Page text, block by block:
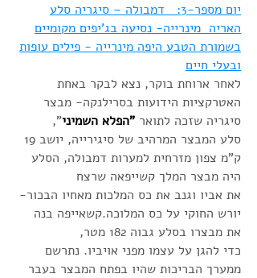
יום מספר-3: דמבולה – סיגריה סלע
האריה מינרייה- נסיעה בג'יפים מקומיים
בשמורת הטבע היפה מינרייה - פילים עופות
ובעלי חיים
לאחר ארוחת בוקר, נצא לבקר באחת
האטרקציות הידועות בסרילנקה- מבצר
סיגריה שזכה לתואר "הפלא השמיני",
סלע המבצר המרהיב של סיגירייה, יושב 19
ק"מ צפון מזרחית למערות דמבולה, הסלע
היה מבצר המלך קשייפאה שרצח
את אביו וגנב את כס המלכות מאחיו הבכור-
יורש החוקי על כס המלוכה.קשאייפה בנה
את מבצרו בסלע גבוה 182 מטר,
כדי להגן על עצמו מפני אויביו. נתרשם
ממערך הבריכות שהיו בפתח המבצר בעבר